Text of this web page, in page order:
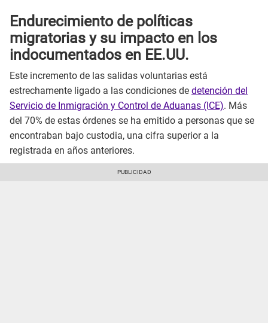
Endurecimiento de políticas
migratorias y su impacto en los
indocumentados en EE.UU.
Este incremento de las salidas voluntarias está
estrechamente ligado a las condiciones de detención del
Servicio de Inmigración y Control de Aduanas (ICE). Más
del 70% de estas órdenes se ha emitido a personas que se
encontraban bajo custodia, una cifra superior a la
registrada en años anteriores.